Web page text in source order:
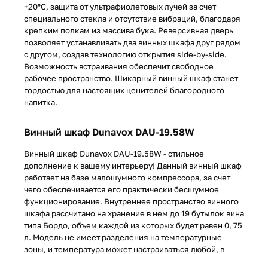
+20°C, защита от ультрафиолетовых лучей за счет
специального стекла и отсутствие вибраций, благодаря
крепким полкам из массива бука. Реверсивная дверь
позволяет устанавливать два винных шкафа друг рядом
с другом, создав технологию открытия side-by-side.
Возможность встраивания обеспечит свободное
рабочее пространство. Шикарный винный шкаф станет
гордостью для настоящих ценителей благородного
напитка.
Винный шкаф Dunavox DAU-19.58W
Винный шкаф Dunavox DAU-19.58W - стильное
дополнение к вашему интерьеру! Данный винный шкаф
работает на базе малошумного компрессора, за счет
чего обеспечивается его практически бесшумное
функционирование. Внутреннее пространство винного
шкафа рассчитано на хранение в нем до 19 бутылок вина
типа Бордо, объем каждой из которых будет равен 0, 75
л. Модель не имеет разделения на температурные
зоны, и температура может настраиваться любой, в